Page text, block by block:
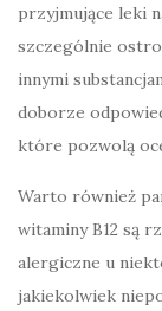
przyjmujące leki
szczególnie
innymi
doborze
które pozwolą
Warto również
witaminy B12 są
alergiczne u
jakiekolwiek